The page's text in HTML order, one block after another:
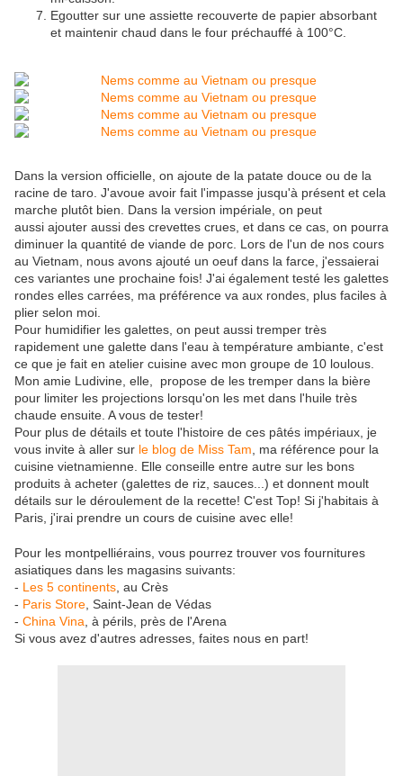
Egoutter sur une assiette recouverte de papier absorbant
et maintenir chaud dans le four préchauffé à 100°C.
Dans la version officielle, on ajoute de la patate douce ou de la
racine de taro. J'avoue avoir fait l'impasse jusqu'à présent et cela
marche plutôt bien. Dans la version impériale, on peut
aussi ajouter aussi des crevettes crues, et dans ce cas, on pourra
diminuer la quantité de viande de porc. Lors de l'un de nos cours
au Vietnam, nous avons ajouté un oeuf dans la farce, j'essaierai
ces variantes une prochaine fois! J'ai également testé les galettes
rondes elles carrées, ma préférence va aux rondes, plus faciles à
plier selon moi.
Pour humidifier les galettes, on peut aussi tremper très
rapidement une galette dans l'eau à température ambiante, c'est
ce que je fait en atelier cuisine avec mon groupe de 10 loulous.
Mon amie Ludivine, elle, propose de les tremper dans la bière
pour limiter les projections lorsqu'on les met dans l'huile très
chaude ensuite. A vous de tester!
Pour plus de détails et toute l'histoire de ces pâtés impériaux, je
vous invite à aller sur le blog de Miss Tam , ma référence pour la
cuisine vietnamienne. Elle conseille entre autre sur les bons
produits à acheter (galettes de riz, sauces...) et donnent moult
détails sur le déroulement de la recette! C'est Top! Si j'habitais à
Paris, j'irai prendre un cours de cuisine avec elle!
Pour les montpelliérains, vous pourrez trouver vos fournitures
asiatiques dans les magasins suivants:
- Les 5 continents , au Crès
- Paris Store , Saint-Jean de Védas
- China Vina , à périls, près de l'Arena
Si vous avez d'autres adresses, faites nous en part!